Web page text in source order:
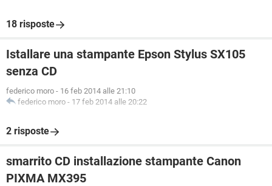
18 risposte
Istallare una stampante Epson Stylus SX105
senza CD
federico moro - 16 feb 2014 alle 21:10
federico moro - 17 feb 2014 alle 20:22
2 risposte
smarrito CD installazione stampante Canon
PIXMA MX395